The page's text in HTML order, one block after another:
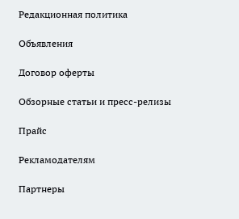
Редакционная политика
Объявления
Договор оферты
Обзорные статьи и пресс-релизы
Прайс
Рекламодателям
Партнеры